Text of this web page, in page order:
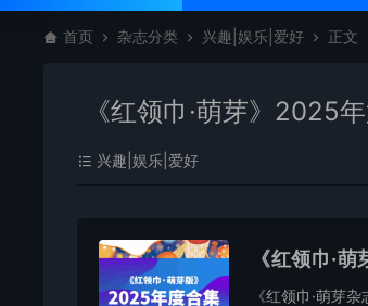
首页 杂志分类 兴趣|娱乐|爱好 正文
《红领巾·萌芽》2025
兴趣|娱乐|爱好
《红领巾·
《红领巾·萌芽